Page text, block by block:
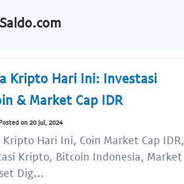
Kripto Hari Ini: Investasi
& Market Cap IDR
on 20 Jul, 2024
Kripto Hari Ini, Coin Market Cap IDR,
Kripto, Bitcoin Indonesia, Market
Dig...